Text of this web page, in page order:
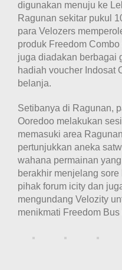
digunakan menuju ke
Ragunan sekitar pukul
para Velozers
produk Freedom
juga diadakan berbagai
hadiah voucher Indosat
belanja.
Setibanya di Ragunan,
Ooredoo melakukan
memasuki area
pertunjukkan aneka
wahana permainan
berakhir menjelang
pihak forum icity dan
mengundang Velozity
menikmati Freedom Bus